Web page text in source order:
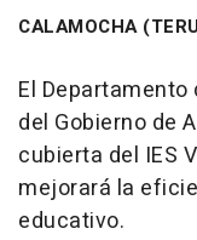
CALAMOCHA
El Departamento
del Gobierno de
cubierta del IES
mejorará la
educativo.